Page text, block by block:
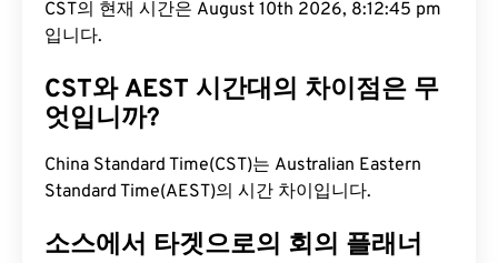
CST의 현재 시간은 August 10th 2026, 8:12:46 pm
입니다.
CST와 AEST 시간대의 차이점은 무
엇입니까?
China Standard Time(CST)는 Australian Eastern
Standard Time(AEST)의 시간 차이입니다.
소스에서 타겟으로의 회의 플래너